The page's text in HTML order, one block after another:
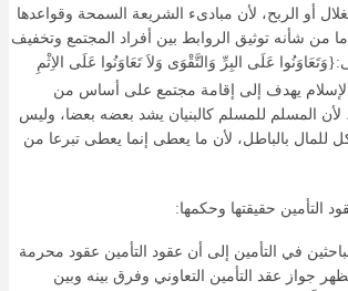
أو الربح، لأن مبادىء الشريعة السمحة وقواعدها
ما من شأنه توثيق الروابط بين أفراد المجتمع وتخفيف
عَلَى البِرِّ وَالتَّقْوَى وَلاَ تَعَاوَنُوا عَلَى الاِثْمِ
يهدف إلى إقامة مجتمع على أساس من
لأن المسلم للمسلم كالبنيان يشد بعضه بعضا، وليس
للمال بالباطل، لأن ما يعطى إنما يعطى تبرعا من
التأمين حقيقتها وحكمها:
في التأمين إلى أن عقود التأمين عقود محرمة
جواز عقد التأمين التعاوني وفرق بينه وبين